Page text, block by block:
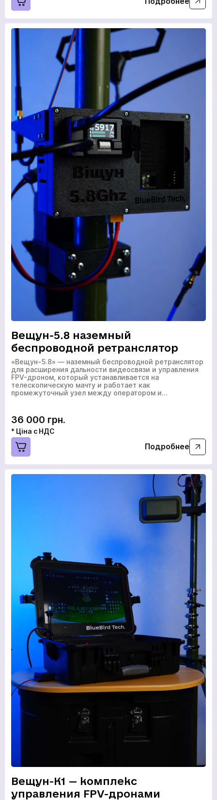
Вещун-5.8 наземный
беспроводной ретранслятор
«Вещун-5.8» — наземный беспроводной ретранслятор
для расширения дальности видеосвязи и управления
FPV-дроном, который устанавливается на
телескопическую мачту и работает как
промежуточный узел между оператором и…
36 000 грн.
* Ціна с НДС
Подробнее
Вещун-К1 — комплекс
управления FPV-дронами